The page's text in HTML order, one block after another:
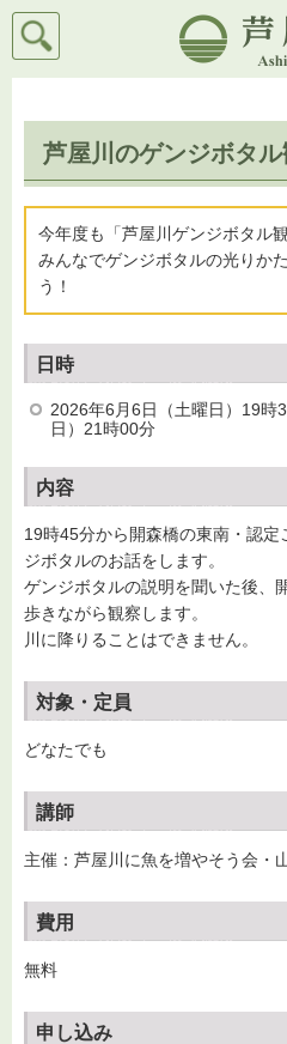
芦屋市
検索
芦屋川のゲンジボタ
今年度も「芦屋川ゲンジボタル
みんなでゲンジボタルの光りか
う！
日時
2026年6月6日（土曜日）19時
日）21時00分
内容
19時45分から開森橋の東南・認
ジボタルのお話をします。
ゲンジボタルの説明を聞いた後、
歩きながら観察します。
川に降りることはできません。
対象・定員
どなたでも
講師
主催：芦屋川に魚を増やそう会・
費用
無料
申し込み